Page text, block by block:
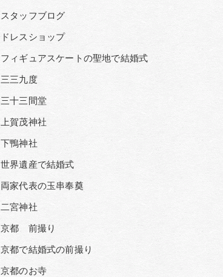
スタッフブログ
ドレスショップ
フィギュアスケートの聖地で結婚式
三三九度
三十三間堂
上賀茂神社
下鴨神社
世界遺産で結婚式
両家代表の玉串奉奠
二宮神社
京都 前撮り
京都で結婚式の前撮り
京都のお寺